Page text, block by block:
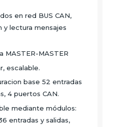
en red BUS CAN,
y lectura mensajes
MASTER-MASTER
escalable.
base 52 entradas
4 puertos CAN.
mediante módulos:
entradas y salidas,